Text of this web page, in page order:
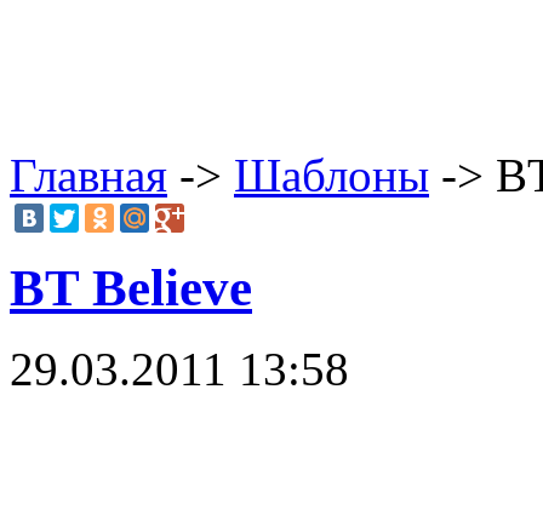
Главная -> Шаблоны ->
BT Believe
29.03.2011 13:58